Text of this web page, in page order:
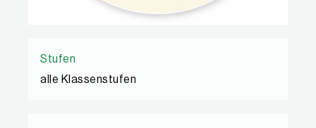
Stufen
alle Klassenstufen